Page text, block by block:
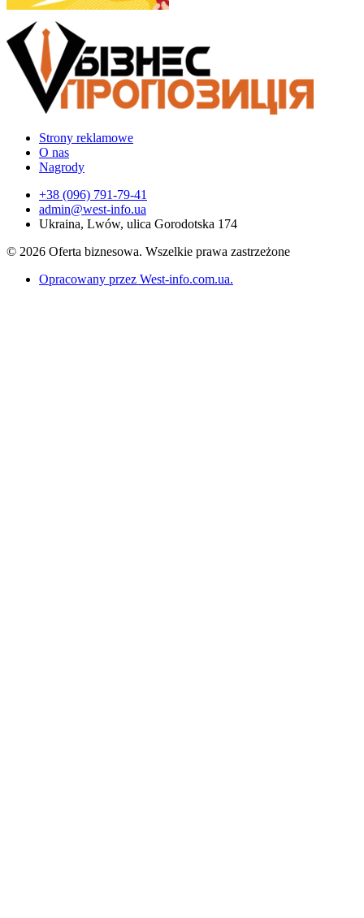
Strony reklamowe
O nas
Nagrody
+38 (096) 791-79-41
admin@west-info.ua
Ukraina, Lwów, ulica Gorodotska 174
© 2026 Oferta biznesowa. Wszelkie prawa zastrzeżone
Opracowany przez West-info.com.ua.